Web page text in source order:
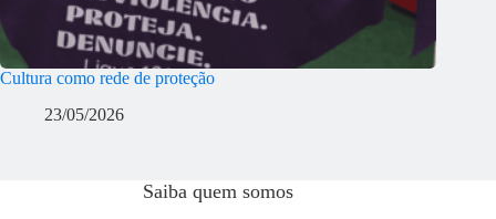
Cultura como rede de proteção
23/05/2026
Saiba quem somos